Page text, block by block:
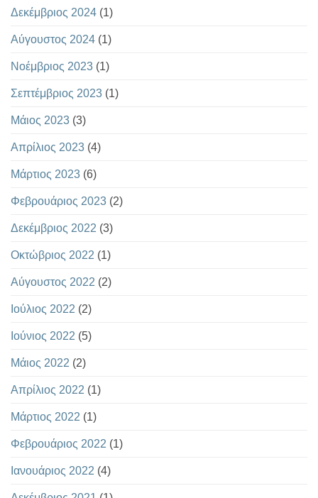
Δεκέμβριος 2024 (1)
Αύγουστος 2024 (1)
Νοέμβριος 2023 (1)
Σεπτέμβριος 2023 (1)
Μάιος 2023 (3)
Απρίλιος 2023 (4)
Μάρτιος 2023 (6)
Φεβρουάριος 2023 (2)
Δεκέμβριος 2022 (3)
Οκτώβριος 2022 (1)
Αύγουστος 2022 (2)
Ιούλιος 2022 (2)
Ιούνιος 2022 (5)
Μάιος 2022 (2)
Απρίλιος 2022 (1)
Μάρτιος 2022 (1)
Φεβρουάριος 2022 (1)
Ιανουάριος 2022 (4)